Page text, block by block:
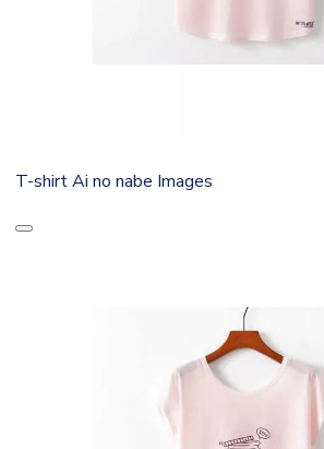
T-shirt Ai no nabe Images